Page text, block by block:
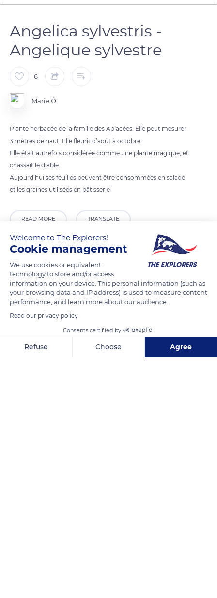
Angelica sylvestris -
Angelique sylvestre
6
Marie Ô
Plante herbacée de la famille des Apiacées. Elle peut mesurer
3 mètres de haut. Elle fleurit d’août à octobre.
Elle était autrefois considérée comme une plante magique, et
chassait le diable.
Aujourd’hui ses feuilles peuvent être consommées en salade
et les graines utilisées en pâtisserie
READ MORE TRANSLATE
1000B Chemin des Vaches
Welcome to The Explorers!
Cookie management
We use cookies or equivalent
technology to store and/or access
information on your device. This personal information (such as
your browsing data and IP address) is used to measure content
performance, and learn more about our audience.
Read our privacy policy
Consents certified by
Refuse Choose Agree